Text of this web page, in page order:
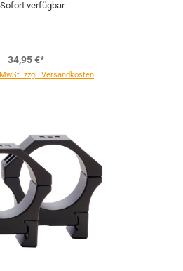
Sofort verfügbar
34,95 €*
zzgl. Versandkosten